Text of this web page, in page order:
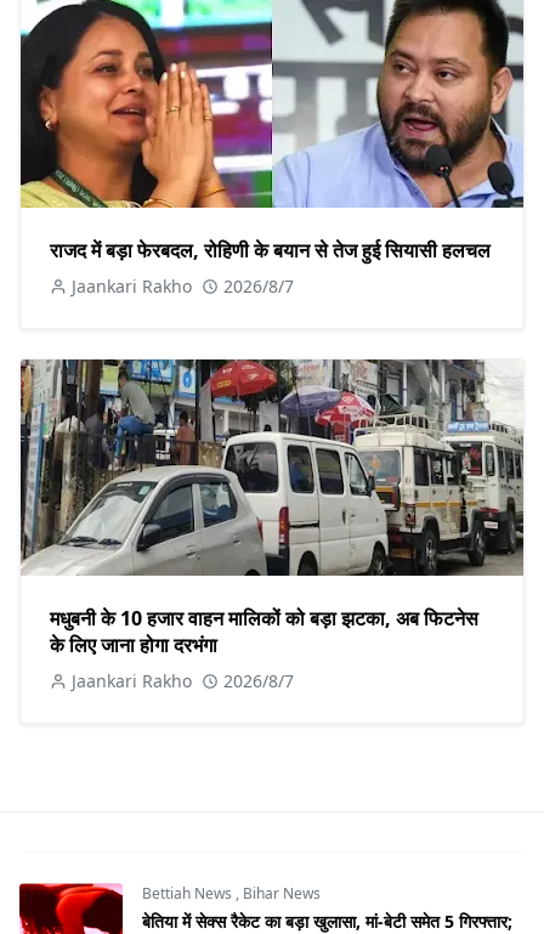
राजद में बड़ा फेरबदल, रोहिणी के बयान से तेज हुई सियासी हलचल
Jaankari Rakho 2026/8/7
मधुबनी के 10 हजार वाहन मालिकों को बड़ा झटका, अब फिटनेस
के लिए जाना होगा दरभंगा
Jaankari Rakho 2026/8/7
Bettiah News , Bihar News
बेतिया में सेक्स रैकेट का बड़ा खुलासा, मां-बेटी समेत 5 गिरफ्तार;